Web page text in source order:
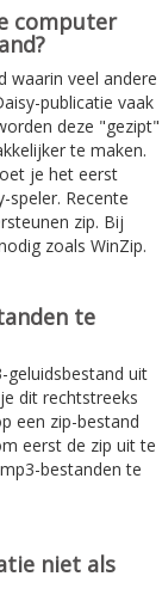
computer
waarin veel andere
publicatie vaak
deze "gezipt"
te maken.
je het eerst
speler. Recente
zip. Bij
zoals WinZip.
te
uit
dit rechtstreeks
een zip-bestand
eerst de zip uit te
bestanden te
niet als